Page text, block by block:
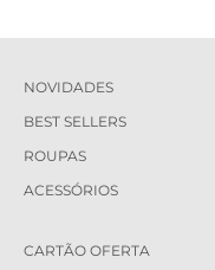
NOVIDADES
BEST SELLERS
ROUPAS
ACESSÓRIOS
CARTÃO OFERTA